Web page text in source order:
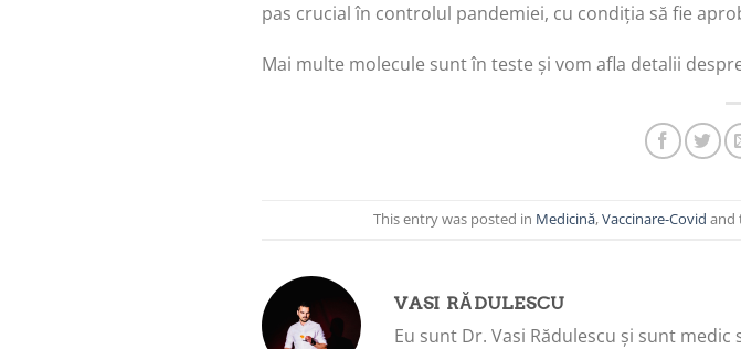
pas crucial în controlul pandemiei, cu condiția să fie
Mai multe molecule sunt în teste și vom afla detalii
This entry was posted in Medicină,Vaccinare-Covid and
VASI RĂDULESCU
Eu sunt Dr. Vasi Rădulescu și sunt